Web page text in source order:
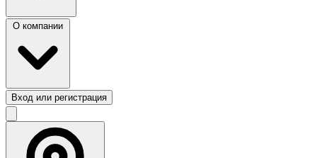
Вход или регистрация